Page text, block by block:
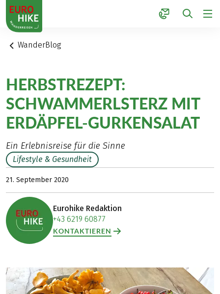
1
WanderBlog
HERBSTREZEPT:
SCHWAMMERLSTERZ MIT
ERDÄPFEL-GURKENSALAT
Ein Erlebnisreise für die Sinne
Lifestyle & Gesundheit
21. September 2020
Eurohike Redaktion
+43 6219 60877
KONTAKTIEREN